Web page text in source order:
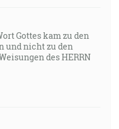
Gottes kam zu den
und nicht zu den
des HERRN